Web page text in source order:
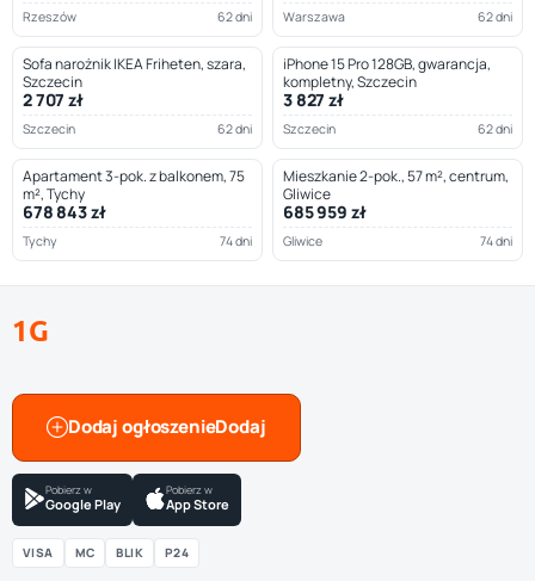
Rzeszów 62 dni Warszawa 62 dni
Sofa narożnik IKEA Friheten, szara,
Szczecin
2 707 zł
Szczecin 62 dni
iPhone 15 Pro 128GB, gwarancja,
kompletny, Szczecin
3 827 zł
Szczecin 62 dni
Apartament 3-pok. z balkonem, 75
m², Tychy
678 843 zł
Tychy 74 dni
Mieszkanie 2-pok., 57 m², centrum,
Gliwice
685 959 zł
Gliwice 74 dni
1G
Dodaj ogłoszenie
Pobierz w
Google Play
Pobierz w
App Store
VISA MC BLIK P24